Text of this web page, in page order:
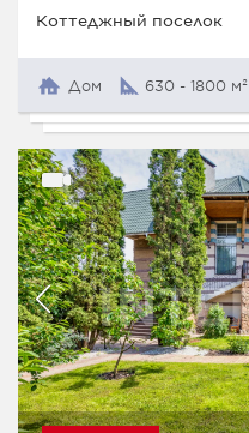
Коттеджный поселок
Дом 630 - 1800 м²